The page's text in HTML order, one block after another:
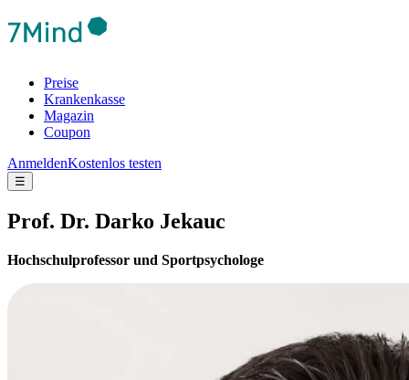
Preise
Krankenkasse
Magazin
Coupon
AnmeldenKostenlos testen
☰
Prof. Dr. Darko Jekauc
Hochschulprofessor und Sportpsychologe